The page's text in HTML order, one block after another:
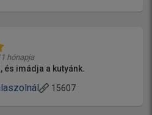
hónapja
és imádja a kutyánk.
15607